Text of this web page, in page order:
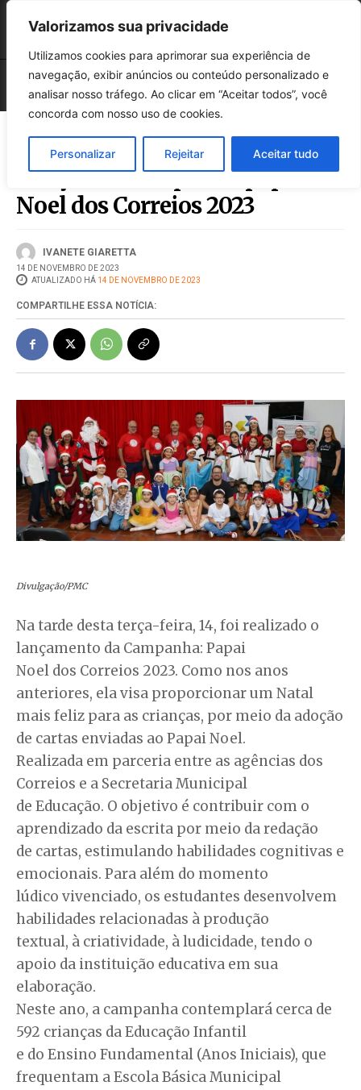
Valorizamos sua privacidade
Utilizamos cookies para aprimorar sua experiência de
navegação, exibir anúncios ou conteúdo personalizado e
analisar nosso tráfego. Ao clicar em “Aceitar todos”, você
concorda com nosso uso de cookies.
Personalizar Rejeitar Aceitar tudo
Lançada a campanha papai
Noel dos Correios 2023
IVANETE GIARETTA
14 DE NOVEMBRO DE 2023
ATUALIZADO HÁ 14 DE NOVEMBRO DE 2023
COMPARTILHE ESSA NOTÍCIA:
Divulgação/PMC
Na tarde desta terça-feira, 14, foi realizado o
lançamento da Campanha: Papai
Noel dos Correios 2023. Como nos anos
anteriores, ela visa proporcionar um Natal
mais feliz para as crianças, por meio da adoção
de cartas enviadas ao Papai Noel.
Realizada em parceria entre as agências dos
Correios e a Secretaria Municipal
de Educação. O objetivo é contribuir com o
aprendizado da escrita por meio da redação
de cartas, estimulando habilidades cognitivas e
emocionais. Para além do momento
lúdico vivenciado, os estudantes desenvolvem
habilidades relacionadas à produção
textual, à criatividade, à ludicidade, tendo o
apoio da instituição educativa em sua
elaboração.
Neste ano, a campanha contemplará cerca de
592 crianças da Educação Infantil
e do Ensino Fundamental (Anos Iniciais), que
frequentam a Escola Básica Municipal